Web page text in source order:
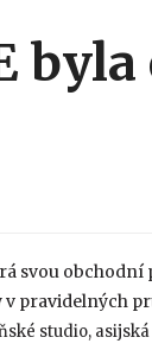
svou obchodní
v pravidelných
studio,